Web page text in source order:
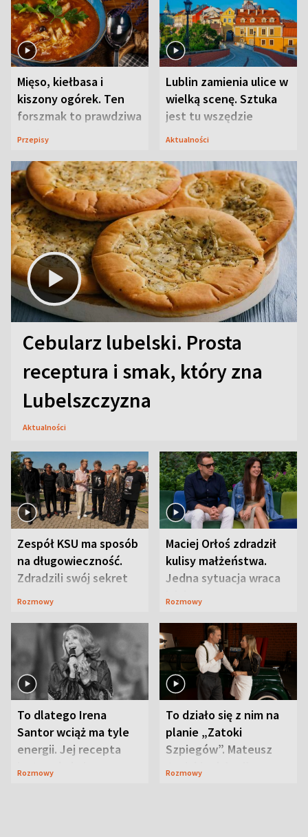
Mięso, kiełbasa i
kiszony ogórek. Ten
forszmak to prawdziwa
uczta
Przepisy
Lublin zamienia ulice w
wielką scenę. Sztuka
jest tu wszędzie
Aktualności
Cebularz lubelski. Prosta
receptura i smak, który zna
Lubelszczyzna
Aktualności
Zespół KSU ma sposób
na długowieczność.
Zdradzili swój sekret
Rozmowy
Maciej Orłoś zdradził
kulisy małżeństwa.
Jedna sytuacja wraca
jak bumerang
Rozmowy
To dlatego Irena
Santor wciąż ma tyle
energii. Jej recepta
jest zaskakująco
Rozmowy
To działo się z nim na
planie „Zatoki
Szpiegów”. Mateusz
Janicki odsłonił
Rozmowy